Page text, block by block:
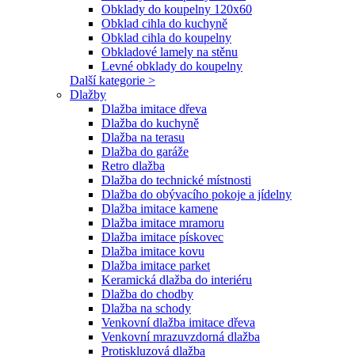
Obklady do koupelny 120x60
Obklad cihla do kuchyně
Obklad cihla do koupelny
Obkladové lamely na stěnu
Levné obklady do koupelny
Další kategorie >
Dlažby
Dlažba imitace dřeva
Dlažba do kuchyně
Dlažba na terasu
Dlažba do garáže
Retro dlažba
Dlažba do technické místnosti
Dlažba do obývacího pokoje a jídelny
Dlažba imitace kamene
Dlažba imitace mramoru
Dlažba imitace pískovec
Dlažba imitace kovu
Dlažba imitace parket
Keramická dlažba do interiéru
Dlažba do chodby
Dlažba na schody
Venkovní dlažba imitace dřeva
Venkovní mrazuvzdorná dlažba
Protiskluzová dlažba